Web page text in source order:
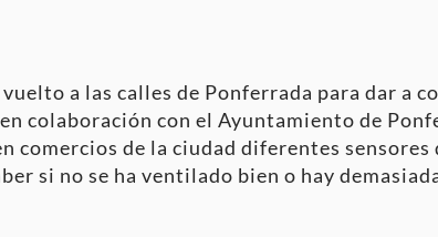
vuelto a las calles de Ponferrada para dar a
colaboración con el Ayuntamiento de
de la ciudad diferentes sensores
si no se ha ventilado bien o hay